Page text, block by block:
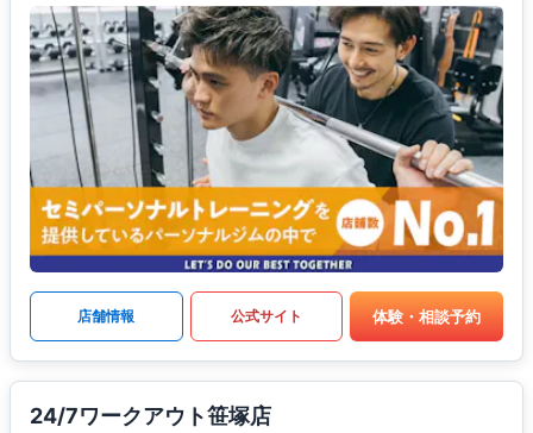
店舗情報 公式サイト 体験・相談予約
24/7ワークアウト笹塚店